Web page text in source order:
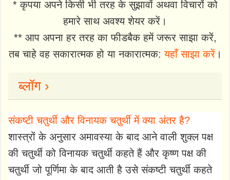
* कृपया अपने किसी भी तरह के सुझावों अथवा विचारों को
हमारे साथ अवश्य शेयर करें।
** आप अपना हर तरह का फीडबैक हमें जरूर साझा करें,
तब चाहे वह सकारात्मक हो या नकारात्मक:यहाँ साझा करें।
ब्लॉग ›
संकष्टी चतुर्थी और विनायक चतुर्थी में क्या अंतर है?
शास्त्रों के अनुसार अमावस्या के बाद आने वाली शुक्ल पक्ष
की चतुर्थी को विनायक चतुर्थी कहते हैं और कृष्ण पक्ष की
चतुर्थी जो पूर्णिमा के बाद आती है उसे संकष्टी चतुर्थी कहते